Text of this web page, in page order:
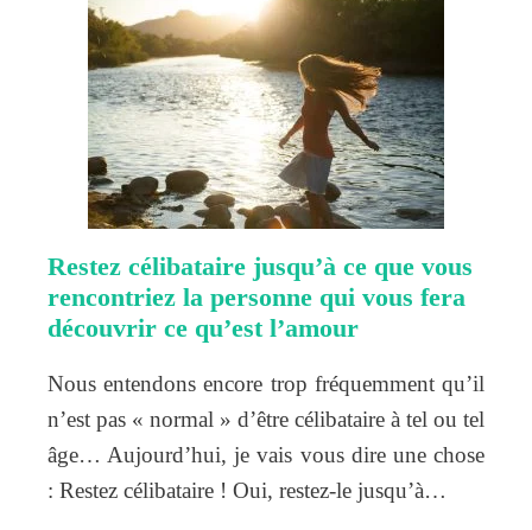
Restez célibataire jusqu’à ce que vous
rencontriez la personne qui vous fera
découvrir ce qu’est l’amour
Nous entendons encore trop fréquemment qu’il
n’est pas « normal » d’être célibataire à tel ou tel
âge… Aujourd’hui, je vais vous dire une chose
: Restez célibataire ! Oui, restez-le jusqu’à…